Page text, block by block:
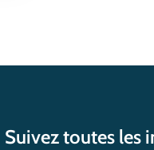
Suivez toutes les